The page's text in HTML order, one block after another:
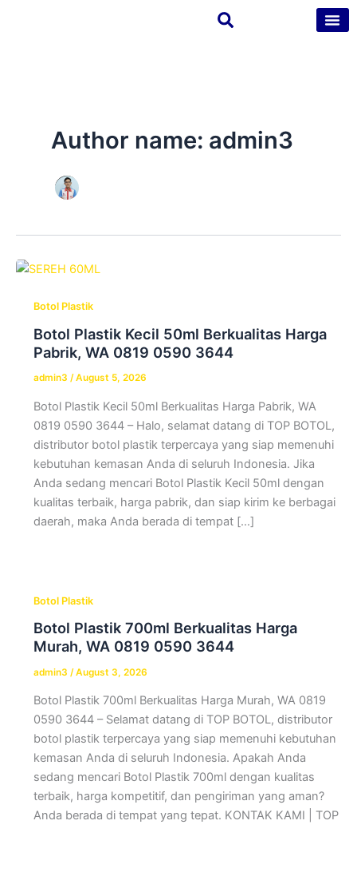
Author name: admin3
Botol Plastik
Botol Plastik Kecil 50ml Berkualitas Harga
Pabrik, WA 0819 0590 3644
admin3 /August 5, 2026
Botol Plastik Kecil 50ml Berkualitas Harga Pabrik, WA
0819 0590 3644 – Halo, selamat datang di TOP BOTOL,
distributor botol plastik terpercaya yang siap memenuhi
kebutuhan kemasan Anda di seluruh Indonesia. Jika
Anda sedang mencari Botol Plastik Kecil 50ml dengan
kualitas terbaik, harga pabrik, dan siap kirim ke berbagai
daerah, maka Anda berada di tempat […]
Botol Plastik
Botol Plastik 700ml Berkualitas Harga
Murah, WA 0819 0590 3644
admin3 /August 3, 2026
Botol Plastik 700ml Berkualitas Harga Murah, WA 0819
0590 3644 – Selamat datang di TOP BOTOL, distributor
botol plastik terpercaya yang siap memenuhi kebutuhan
kemasan Anda di seluruh Indonesia. Apakah Anda
sedang mencari Botol Plastik 700ml dengan kualitas
terbaik, harga kompetitif, dan pengiriman yang aman?
Anda berada di tempat yang tepat. KONTAK KAMI | TOP